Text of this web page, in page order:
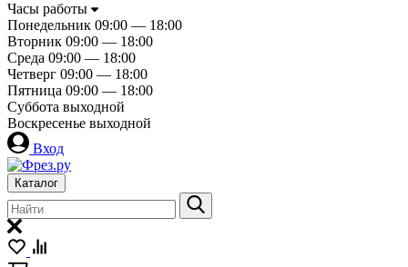
Часы работы
Понедельник 09:00 — 18:00
Вторник 09:00 — 18:00
Среда 09:00 — 18:00
Четверг 09:00 — 18:00
Пятница 09:00 — 18:00
Суббота выходной
Воскресенье выходной
Вход
Каталог